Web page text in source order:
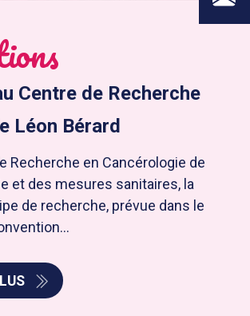
Centre de Recherche
Léon Bérard
Recherche en Cancérologie de
et des mesures sanitaires, la
de recherche, prévue dans le